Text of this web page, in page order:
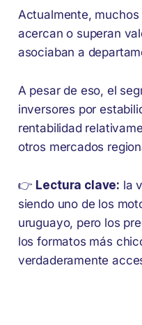
Actualmente,
acercan o superan
asociaban a
A pesar de eso, el
inversores por
rentabilidad
otros mercados
👉 Lectura clave: la
siendo uno de los
uruguayo, pero los
los formatos más
verdaderamente